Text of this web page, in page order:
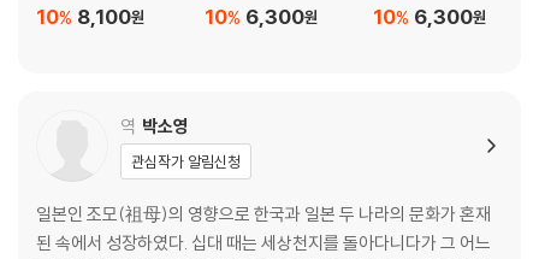
8,100원
10% 6,300원
10% 6,300원
10%
역 박소영
관심작가 알림신청
일본인 조모(祖母)의 영향으로 한국과 일본 두 나라의 문화가 혼재
된 속에서 성장하였다. 십대 때는 세상천지를 돌아다니다가 그 어느